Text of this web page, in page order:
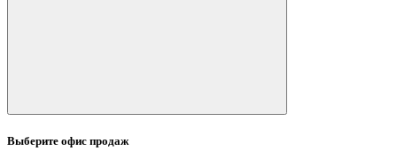
Выберите офис продаж